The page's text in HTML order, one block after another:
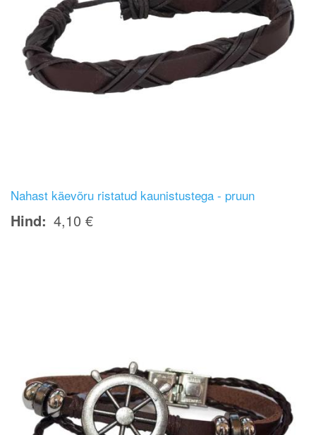
Nahast käevõru ristatud kaunistustega - pruun
Hind 4,10 €